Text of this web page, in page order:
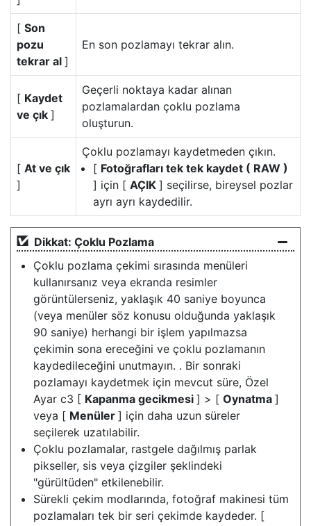
[ Son
pozu
tekrar al ]
En son pozlamayı tekrar alın.
[ Kaydet
ve çık ]
Geçerli noktaya kadar alınan
pozlamalardan çoklu pozlama
oluşturun.
[ At ve çık
]
Çoklu pozlamayı kaydetmeden çıkın.
[ Fotoğrafları tek tek kaydet ( RAW )
] için [ AÇIK ] seçilirse, bireysel pozlar
ayrı ayrı kaydedilir.
Dikkat: Çoklu Pozlama
Çoklu pozlama çekimi sırasında menüleri
kullanırsanız veya ekranda resimler
görüntülerseniz, yaklaşık 40 saniye boyunca
(veya menüler söz konusu olduğunda yaklaşık
90 saniye) herhangi bir işlem yapılmazsa
çekimin sona ereceğini ve çoklu pozlamanın
kaydedileceğini unutmayın. . Bir sonraki
pozlamayı kaydetmek için mevcut süre, Özel
Ayar c3 [ Kapanma gecikmesi ] > [ Oynatma ]
veya [ Menüler ] için daha uzun süreler
seçilerek uzatılabilir.
Çoklu pozlamalar, rastgele dağılmış parlak
pikseller, sis veya çizgiler şeklindeki
"gürültüden" etkilenebilir.
Sürekli çekim modlarında, fotoğraf makinesi tüm
pozlamaları tek bir seri çekimde kaydeder. [